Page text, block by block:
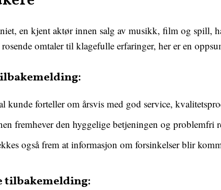
en kjent aktør innen salg av musikk, film og spill,
omtaler til klagefulle erfaringer, her er en
kunde forteller om årsvis med god service,
fremhever den hyggelige betjeningen og
også frem at informasjon om forsinkelser blir
tilbakemelding: